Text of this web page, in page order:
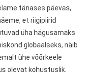
tänases päevas,
et riigipiirid
üha hägusamaks
globaalseks, näib
ühe võõrkeele
olevat kohustuslik.